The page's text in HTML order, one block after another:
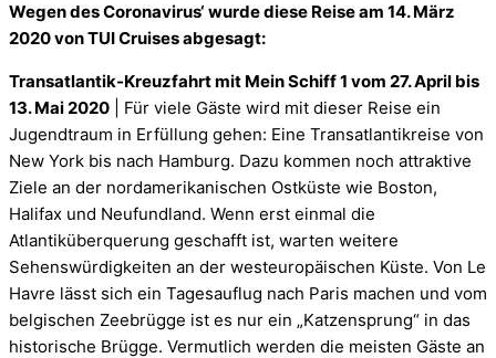
Wegen des Coronavirus‘ wurde diese Reise am 14. März
2020 von TUI Cruises abgesagt:
Transatlantik-Kreuzfahrt mit Mein Schiff 1 vom 27. April bis
13. Mai 2020 | Für viele Gäste wird mit dieser Reise ein
Jugendtraum in Erfüllung gehen: Eine Transatlantikreise von
New York bis nach Hamburg. Dazu kommen noch attraktive
Ziele an der nordamerikanischen Ostküste wie Boston,
Halifax und Neufundland. Wenn erst einmal die
Atlantiküberquerung geschafft ist, warten weitere
Sehenswürdigkeiten an der westeuropäischen Küste. Von Le
Havre lässt sich ein Tagesauflug nach Paris machen und vom
belgischen Zeebrügge ist es nur ein „Katzensprung“ in das
historische Brügge. Vermutlich werden die meisten Gäste an